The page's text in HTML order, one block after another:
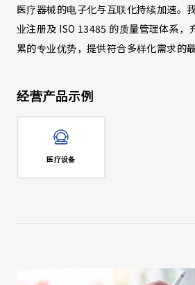
医疗器械的电子化与互联化持续加速。
业注册及 ISO 13485 的质量管理体系，
累的专业优势，提供符合多样化需求的最
经营产品示例
医疗设备